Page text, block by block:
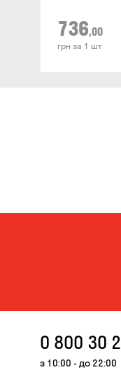
736,00
грн за 1 шт
0 800 30
з 10:00 - до 22:00